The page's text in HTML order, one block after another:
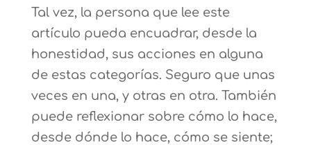
Tal vez, la persona que lee este
artículo pueda encuadrar, desde la
honestidad, sus acciones en alguna
de estas categorías. Seguro que unas
veces en una, y otras en otra. También
puede reflexionar sobre cómo lo hace,
desde dónde lo hace, cómo se siente;